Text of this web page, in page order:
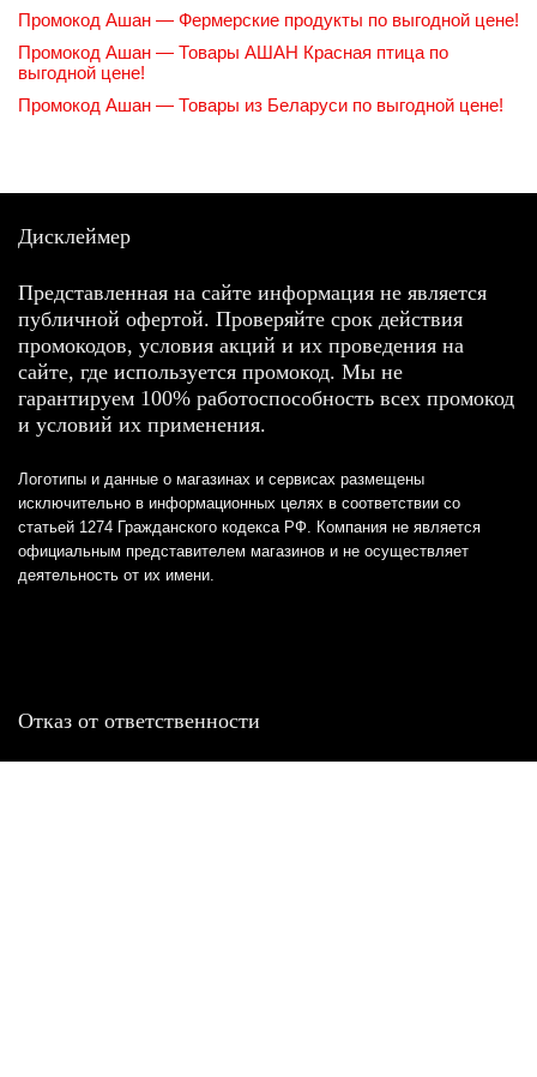
Промокод Ашан — Фермерские продукты по выгодной цене!
Промокод Ашан — Товары АШАН Красная птица по
выгодной цене!
Промокод Ашан — Товары из Беларуси по выгодной цене!
Дисклеймер
Представленная на сайте информация не является
публичной офертой. Проверяйте срок действия
промокодов, условия акций и их проведения на
сайте, где используется промокод. Мы не
гарантируем 100% работоспособность всех промокод
и условий их применения.
Логотипы и данные о магазинах и сервисах размещены
исключительно в информационных целях в соответствии со
статьей 1274 Гражданского кодекса РФ. Компания не является
официальным представителем магазинов и не осуществляет
деятельность от их имени.
Отказ от ответственности